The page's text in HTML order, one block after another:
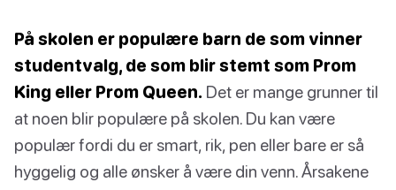
På skolen er populære barn de som vinner
studentvalg, de som blir stemt som Prom
King eller Prom Queen. Det er mange grunner til
at noen blir populære på skolen. Du kan være
populær fordi du er smart, rik, pen eller bare er så
hyggelig og alle ønsker å være din venn. Årsakene